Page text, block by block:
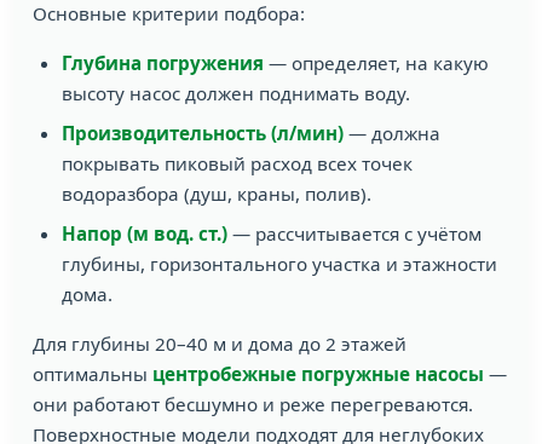
Основные критерии подбора:
Глубина погружения — определяет, на какую
высоту насос должен поднимать воду.
Производительность (л/мин) — должна
покрывать пиковый расход всех точек
водоразбора (душ, краны, полив).
Напор (м вод. ст.) — рассчитывается с учётом
глубины, горизонтального участка и этажности
дома.
Для глубины 20–40 м и дома до 2 этажей
оптимальны центробежные погружные насосы —
они работают бесшумно и реже перегреваются.
Поверхностные модели подходят для неглубоких